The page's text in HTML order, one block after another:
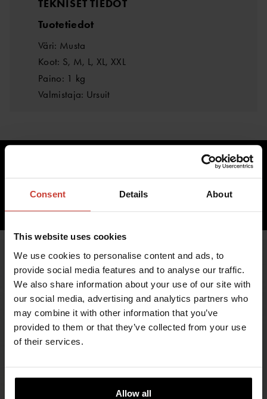
Consent Details About
This website uses cookies
We use cookies to personalise content and ads, to
provide social media features and to analyse our traffic.
We also share information about your use of our site with
our social media, advertising and analytics partners who
may combine it with other information that you’ve
provided to them or that they’ve collected from your use
of their services.
Allow all
TEKNISET TIEDOT
Tuotetiedot
Väri: Musta
Koot: S, M, L, XL, XXL
Paino: 1 kg
Valmistaja: Ursuit
sis. ALV 0,00%
TURVALLISUUTTA JA MUKAVUUTTA
ÄÄRIOLOSUHTEISIIN